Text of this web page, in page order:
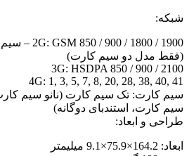
شبکه:
(فقط مدل دو سیم کارت)
3G: HSDPA 850 / 900 / 2100
4G: 1, 3, 5, 7, 8, 20, 28, 38, 40, 41
سیم کارت: تک سیم کارت (نانو سیم
سیم کارت، استندبای دوگانه)
طراحی و ابعاد:
ابعاد: 164.2×75.9×9.1 میلیمتر